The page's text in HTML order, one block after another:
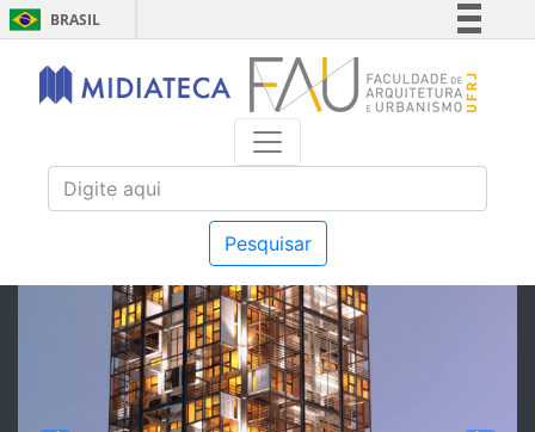
BRASIL
Simplifique!
Comunica BR
Acesso à informação
Pesquisar